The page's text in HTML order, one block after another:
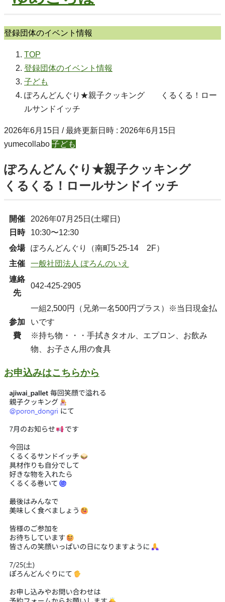
登録団体のイベント情報
TOP
登録団体のイベント情報
子ども
ぽろんどんぐり★親子クッキング くるくる！ロー
ルサンドイッチ
2026年6月15日 / 最終更新日時 : 2026年6月15日
yumecollabo 子ども
ぽろんどんぐり★親子クッキング
くるくる！ロールサンドイッチ
開催
日時
2026年07月25日(土曜日)
10:30〜12:30
会場
ぽろんどんぐり（南町5-25-14 2F）
主催
一般社団法人 ぽろんのいえ
連絡
先
042-425-2905
参加
費
一組2,500円（兄弟一名500円プラス）※当日現金払
いです
※持ち物・・・手拭きタオル、エプロン、お飲み
物、お子さん用の食具
お申込みはこちらから